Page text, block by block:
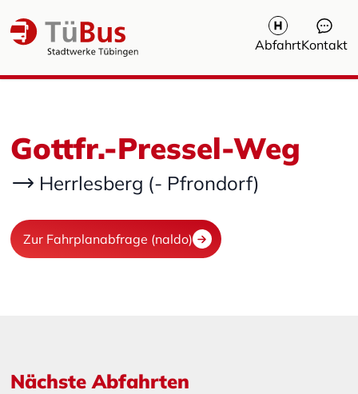
AbfahrtKontakt
Gottfr.-Pressel-Weg
Herrlesberg (- Pfrondorf)
Zur Fahrplanabfrage (naldo)
Nächste Abfahrten